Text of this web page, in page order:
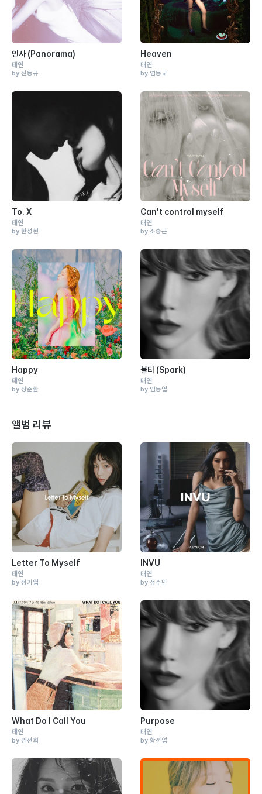
인사 (Panorama)
태연
by 신동규
Heaven
태연
by 염동교
To. X
태연
by 한성현
Can't control myself
태연
by 소승근
Happy
태연
by 장준환
불티 (Spark)
태연
by 임동엽
앨범 리뷰
Letter To Myself
태연
by 정기엽
INVU
태연
by 정수민
What Do I Call You
태연
by 임선희
Purpose
태연
by 황선업